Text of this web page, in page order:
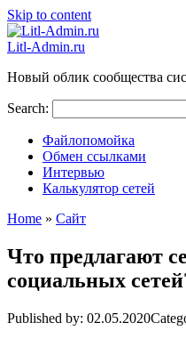
Skip to content
Litl-Admin.ru
Новый облик сообщества
Search:
Файлопомойка
Обмен ссылками
Интервью
Калькулятор сетей
Home » Сайт
Что предлагают
социальных
Published by: 02.05.2020